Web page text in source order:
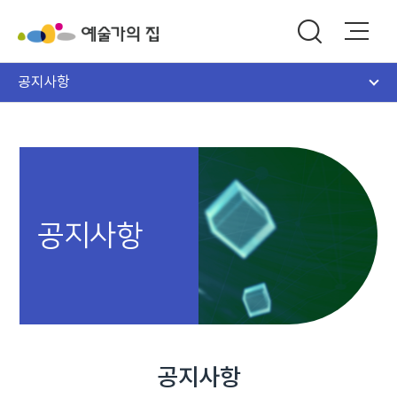
공지사항
공지사항
공지사항